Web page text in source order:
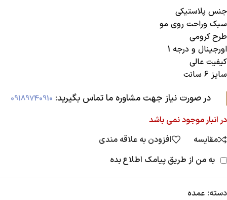
جنس پلاستیکی
سبک و‌راحت روی مو
طرح کرومی
اورجینال و درجه 1
کیفیت عالی
سایز 6 سانت
در صورت نیاز جهت مشاوره ما تماس بگیرید:‌ 09189740910
در انبار موجود نمی باشد
مقایسه
افزودن به علاقه مندی
به من از طریق پیامک اطلاع بده
دسته: عمده